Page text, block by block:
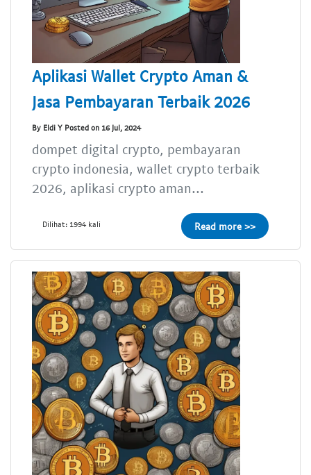
Aplikasi Wallet Crypto Aman &
Jasa Pembayaran Terbaik 2026
By Eldi Y Posted on 16 Jul, 2024
dompet digital crypto, pembayaran
crypto indonesia, wallet crypto terbaik
2026, aplikasi crypto aman...
Dilihat: 1994 kali Read more >>